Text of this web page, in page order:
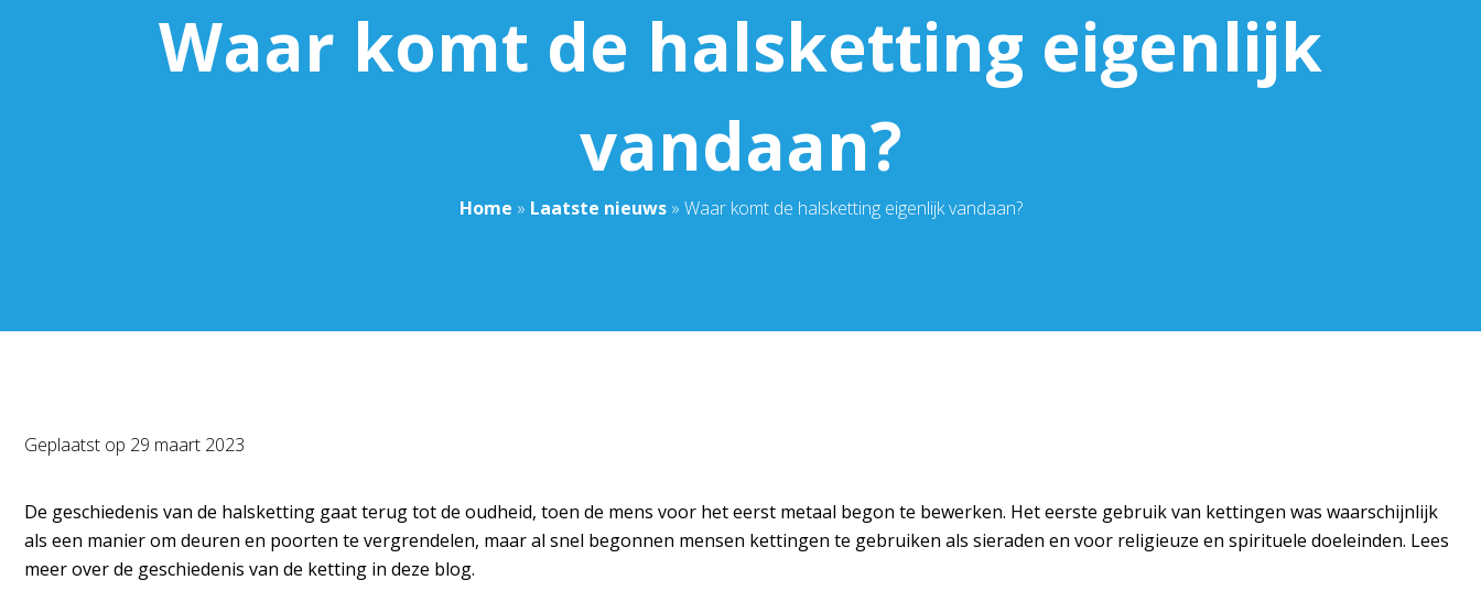
Waar komt de halsketting eigenlijk
vandaan?
Home » Laatste nieuws» Waar komt de halsketting eigenlijk vandaan?
Geplaatst op 29 maart 2023
De geschiedenis van de halsketting gaat terug tot de oudheid, toen de mens voor het eerst metaal begon te bewerken. Het eerste gebruik van kettingen was waarschijnlijk
als een manier om deuren en poorten te vergrendelen, maar al snel begonnen mensen kettingen te gebruiken als sieraden en voor religieuze en spirituele doeleinden. Lees
meer over de geschiedenis van de ketting in deze blog.